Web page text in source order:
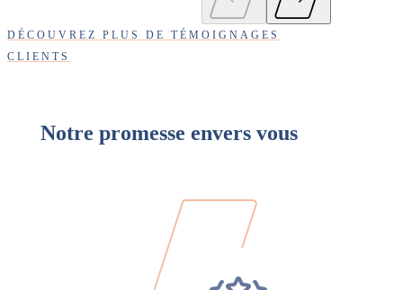
DÉCOUVREZ PLUS DE TÉMOIGNAGES
CLIENTS
Notre promesse envers vous